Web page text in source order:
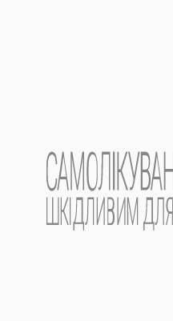
Місцезнаходження
сця провадження
Україна, 04080, м. Київ,